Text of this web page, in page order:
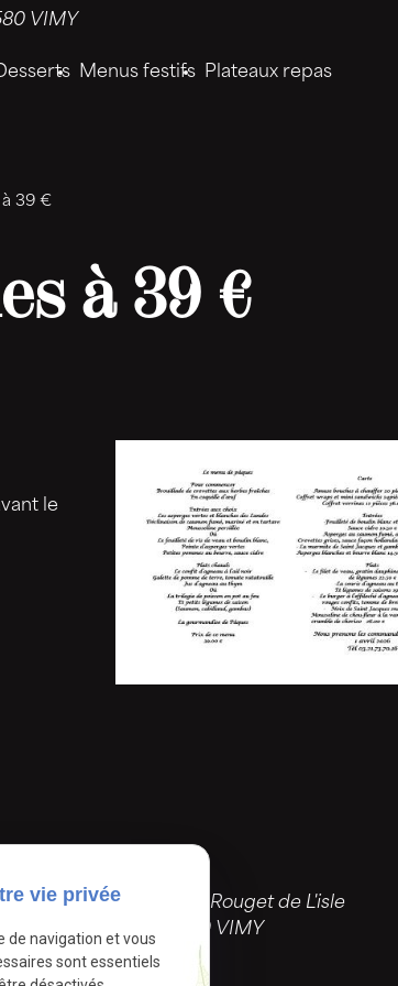
VIMY
Menus festifs Plateaux repas
à 39 €
à 39 €
le
31 rue Rouget de L'isle
62580 VIMY
vie privée
de navigation et vous
sont essentiels